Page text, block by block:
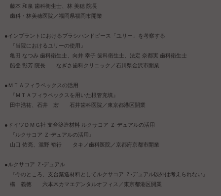
藤本 和泉 歯科衛生士、林 美穂 院長
歯科・林美穂医院／福岡県福岡市開業
●インプラントにおけるブラシハンドピース「ユリー」を考察する
『当院におけるユリーの使用』
亀田 なつみ 歯科衛生士、向井 幸子 歯科衛生士、法定 奈都実 歯科衛生士
船登 彰芳 院長 なぎさ歯科クリニック／石川県金沢市開業
●ＭＴＡフィラペックスの活用
『ＭＴＡフィラペックスを用いた根管充填』
田中浩祐、石井 宏 石井歯科医院／東京都港区開業
●ドイツＤＭＧ社 支台築造材料 ルクサコア Ｚ-デュアルの活用
『ルクサコア Ｚ-デュアルの活用』
山口 佑亮、瀧野 裕行 タキノ歯科医院／京都府京都市開業
●ルクサコア Ｚ-デュアル
『今のところ、支台築造材料としてルクサコア Ｚ-デュアル以外は考えられない』
構 義徳 六本木カマエデンタルオフィス／東京都港区開業